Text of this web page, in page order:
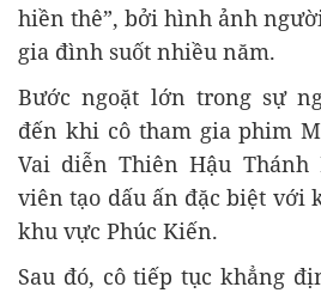
hiền thê”, bởi hình ảnh
gia đình suốt nhiều năm.
Bước ngoặt lớn trong sự
đến khi cô tham gia phim
Vai diễn Thiên Hậu
viên tạo dấu ấn đặc biệt với
khu vực Phúc Kiến.
Sau đó, cô tiếp tục khẳng